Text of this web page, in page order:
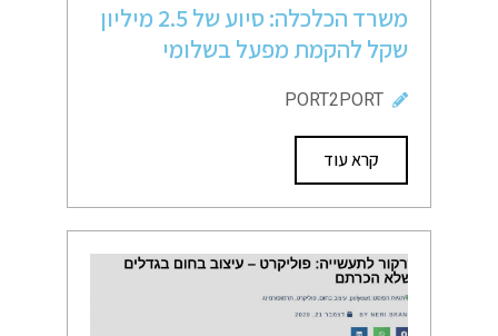
משרד הכלכלה: סיוע של 2.5 מיליון
שקל להקמת מפעל בשלומי
PORT2PORT
קרא עוד